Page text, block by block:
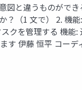
と違うものができ
？（1 文で） 2. 機
クを管理する 機能:
す 伊藤 恒平 コーデ